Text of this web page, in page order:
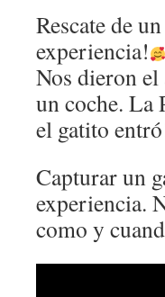
Rescate de
experiencia!
Nos dieron el
un coche. La
el gatito
Capturar un
experiencia.
como y